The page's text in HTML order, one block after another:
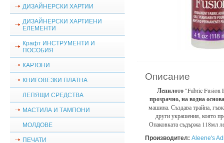
ДИЗАЙНЕРСКИ ХАРТИИ
ДИЗАЙНЕРСКИ ХАРТИЕНИ
ЕЛЕМЕНТИ
Крафт ИНСТРУМЕНТИ И
ПОСОБИЯ
КАРТОНИ
КНИГОВЕЗКИ ПЛАТНА
ЛЕПЯЩИ СРЕДСТВА
МАСТИЛА И ТАМПОНИ
МОЛДОВЕ
ПЕЧАТИ
Описание
Лепилото "Fabric Fusion
прозрачно, на водна
машина. Създава трайна,
други украшения, която
Опаковката съдържа
Производител: Aleene's